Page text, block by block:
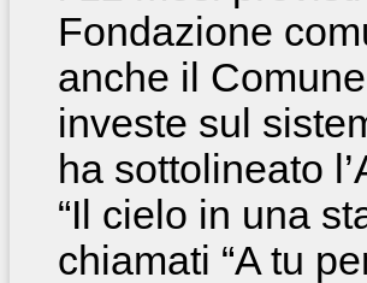
Fondazione
anche il
investe sul
ha sottolineato
“Il cielo in una
chiamati “A tu